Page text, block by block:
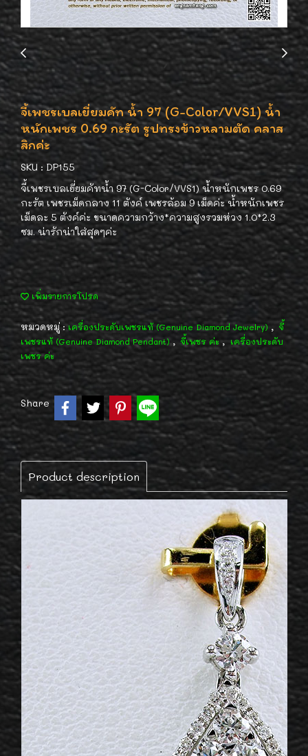
จี้เพชรเบลเยี่ยมคัท น้ำ 97 (G-Color/VVS1) น้ำ
หนักเพชร 0.69 กะรัต รูปทรงข้าวหลามตัด คลาส
สิกค่ะ
SKU : DP155
จี้เพชรเบลเยี่ยมคัทน้ำ 97 (G-Color/VVS1) น้ำหนักเพชร 0.69
กะรัต เพชรเม็ดกลาง 11 ตังค์ เพชรล้อม 9 เม็ดค่ะ น้ำหนักเพชร
เม็ดละ 5 ตังค์ค่ะ ขนาดความกว้าง*ความสูงรวมห่วง 1.0*2.3
ซม. น่ารักน่าใส่สุดๆค่ะ
เพิ่มรายการโปรด
หมวดหมู่ :เครื่องประดับเพชรแท้ (Genuine Diamond Jewelry) , จี้
เพชรแท้ (Genuine Diamond Pendant) , จี้เพชร ค่ะ, เครื่องประดับ
เพชร ค่ะ
Share
Product description